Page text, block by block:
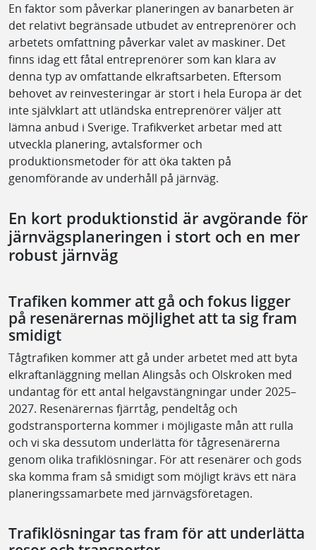
En faktor som påverkar planeringen av banarbeten är
det relativt begränsade utbudet av entreprenörer och
arbetets omfattning påverkar valet av maskiner. Det
finns idag ett fåtal entreprenörer som kan klara av
denna typ av omfattande elkraftsarbeten. Eftersom
behovet av reinvesteringar är stort i hela Europa är det
inte självklart att utländska entreprenörer väljer att
lämna anbud i Sverige. Trafikverket arbetar med att
utveckla planering, avtalsformer och
produktionsmetoder för att öka takten på
genomförande av underhåll på järnväg.
En kort produktionstid är avgörande för
järnvägsplaneringen i stort och en mer
robust järnväg
Trafiken kommer att gå och fokus ligger
på resenärernas möjlighet att ta sig fram
smidigt
Tågtrafiken kommer att gå under arbetet med att byta
elkraftanläggning mellan Alingsås och Olskroken med
undantag för ett antal helgavstängningar under 2025–
2027. Resenärernas fjärrtåg, pendeltåg och
godstransporterna kommer i möjligaste mån att rulla
och vi ska dessutom underlätta för tågresenärerna
genom olika trafiklösningar. För att resenärer och gods
ska komma fram så smidigt som möjligt krävs ett nära
planeringssamarbete med järnvägsföretagen.
Trafiklösningar tas fram för att underlätta